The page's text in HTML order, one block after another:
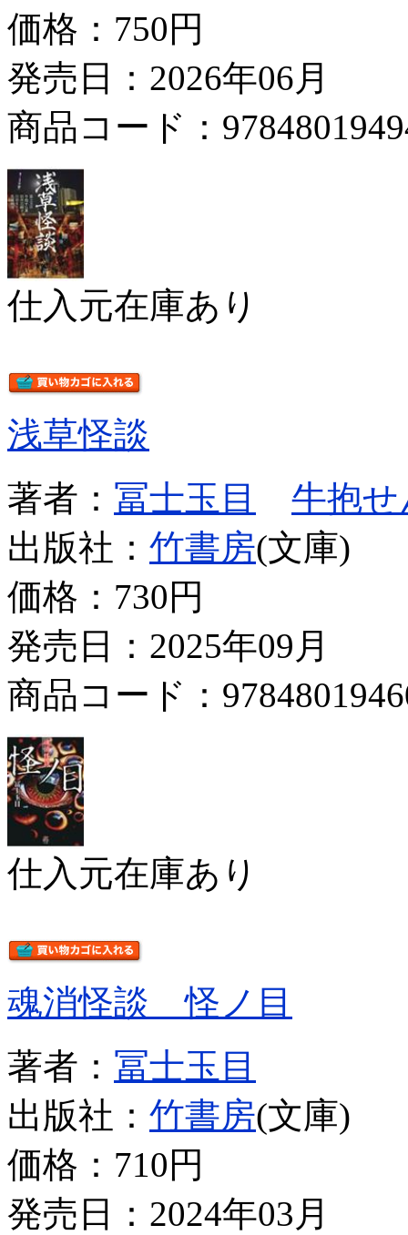
価格： 750円
発売日：2026年06月
商品コード：
仕入元在庫あり
浅草怪談
著者： 冨士玉目
牛抱せ
出版社： 竹書房(文庫)
価格： 730円
発売日：2025年09月
商品コード：
仕入元在庫あり
魂消怪談 怪ノ目
著者： 冨士玉目
出版社： 竹書房(文庫)
価格： 710円
発売日：2024年03月